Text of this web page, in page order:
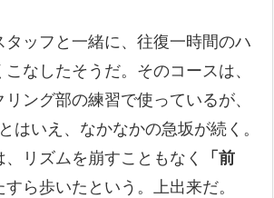
タッフと一緒に、往復一時間のハ
なしたそうだ。そのコースは、
ング部の練習で使っているが、
はいえ、なかなかの急坂が続く。
リズムを崩すこともなく
「前
すら歩いたという。上出来だ。